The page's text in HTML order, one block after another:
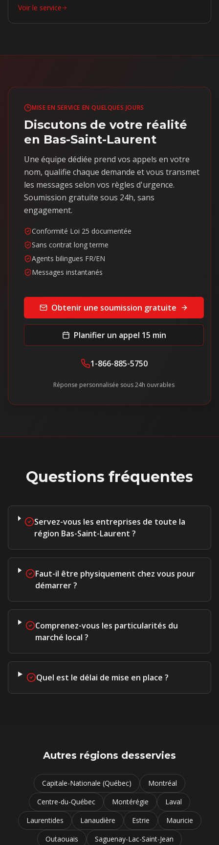
Voir le service
MISE EN SERVICE EN QUELQUES JOURS
Discutons de votre réalité
en Bas-Saint-Laurent
Une équipe dédiée prend vos appels en votre
nom, qualifie chaque demande et vous transmet
les messages selon vos règles d'urgence.
Soumission gratuite sous 24h, sans
engagement.
Conformité Loi 25 documentée
Sans contrat long terme
Agents bilingues FR/EN
Messages instantanés
Obtenir une soumission gratuite
Planifier un appel 15 min
1-866-885-5750
Réponse personnalisée sous 24h ouvrables
Questions fréquentes
Servez-vous les entreprises de toute la
région Bas-Saint-Laurent ?
Faut-il être physiquement chez vous pour
démarrer ?
Comprenez-vous les particularités du
marché local ?
Quel est le délai de mise en place ?
Autres régions desservies
Capitale-Nationale (Québec)
Montréal
Centre-du-Québec
Montérégie
Laval
Laurentides
Lanaudière Estrie
Mauricie
Outaouais
Saguenay-Lac-Saint-Jean